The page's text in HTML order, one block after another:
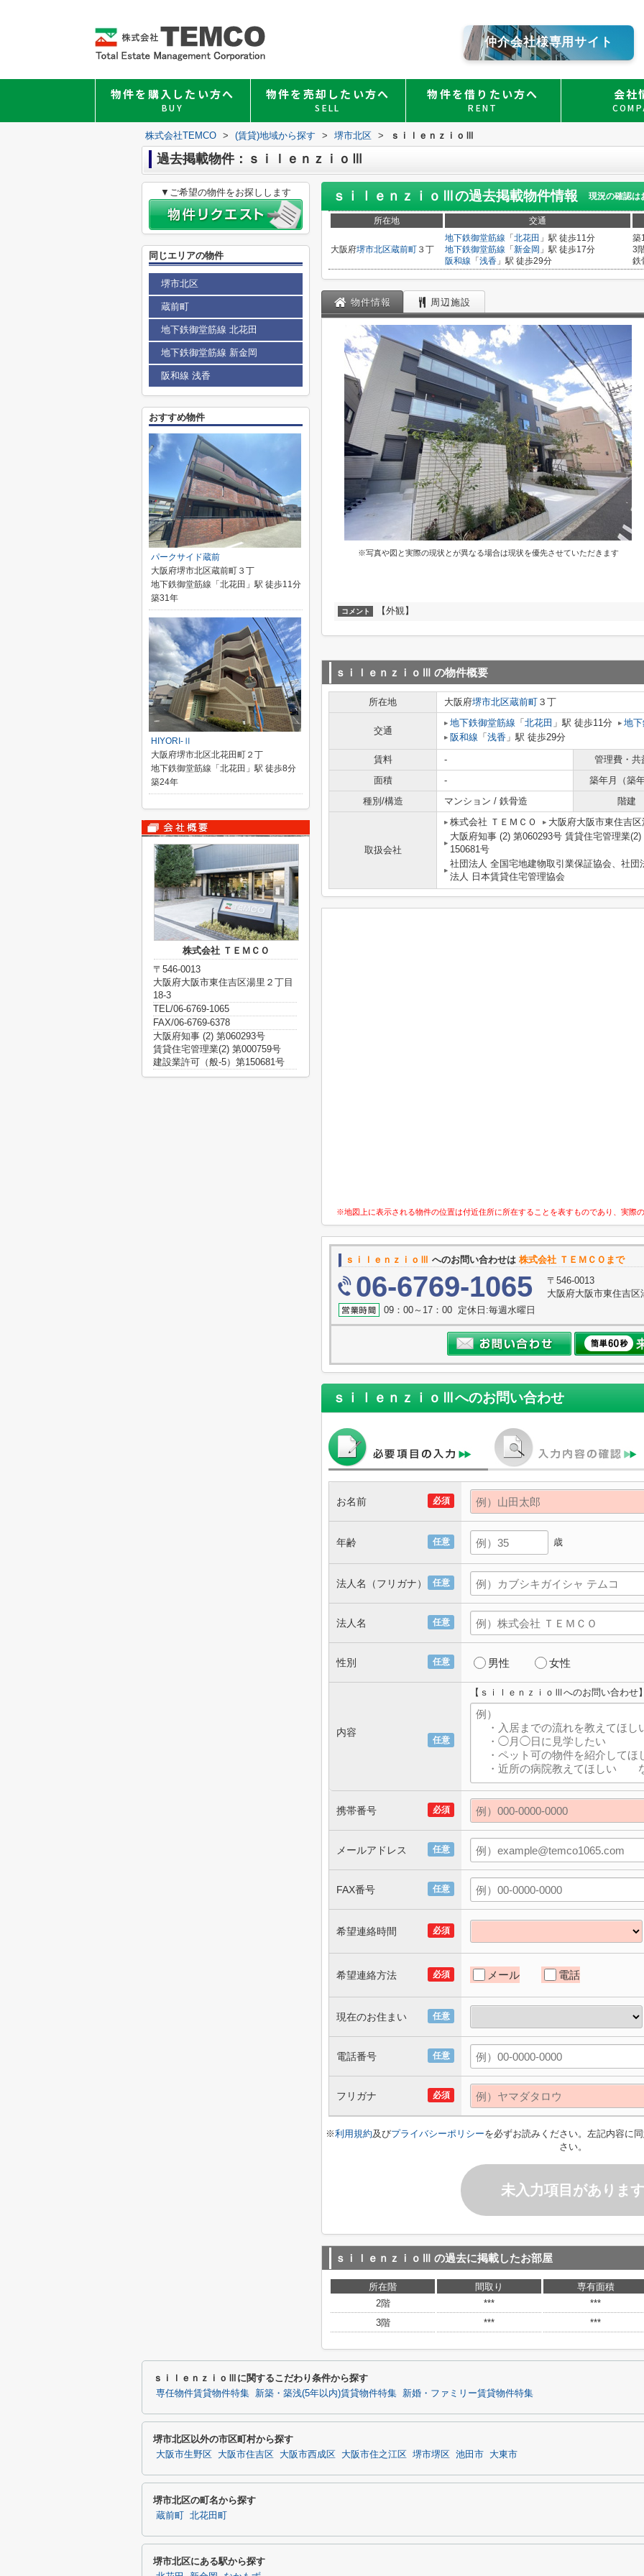
仲介会社様専用サイト
物件を購入したい方へ
BUY
物件を売却したい方へ
SELL
物件を借りたい方へ
RENT
会社
株式会社TEMCO > (賃貸)地域から探す > 堺市北区 > ｓｉｌｅｎｚｉｏⅢ
過去掲載物件：ｓｉｌｅｎｚｉｏⅢ
ｓｉｌｅｎｚｉｏⅢ の過去掲載物件情報 現況の確認は
所在地 交通
大阪府堺市北区蔵前町 ３丁
地下鉄御堂筋線 「 北花田 」駅 徒歩11分
地下鉄御堂筋線 「 新金岡 」駅 徒歩17分
阪和線 「 浅香 」駅 徒歩29分
築
3
鉄
物件情報 周辺施設
※写真や図と実際の現状とが異なる場合は現状を優先させていただきます
コメント 【外観】
ｓｉｌｅｎｚｉｏⅢ の物件概要
所在地 大阪府堺市北区蔵前町 ３丁
交通
地下鉄御堂筋線 「 北花田 」駅 徒歩11分
地
阪和線 「 浅香 」駅 徒歩29分
賃料 -
管理費・共
面積
-
築年月（築
種別/構造
マンション / 鉄骨造 階建
取扱会社
株式会社 ＴＥＭＣＯ
大阪府大阪市東住吉
大阪府知事 (2) 第060293号 賃貸住宅管理業
150681号
社団法人 全国宅地建物取引業保証協会、社
法人 日本賃貸住宅管理協会
※地図上に表示される物件の位置は付近住所に所在することを表すものであり、実際
ｓｉｌｅｎｚｉｏⅢ へのお問い合わせは 株式会社 ＴＥＭＣＯまで
06-6769-1065
〒546-0013
大阪府大阪市東住吉
09：00～17：00 定休日:毎週水曜日
ｓｉｌｅｎｚｉｏⅢ へのお問い合わせ
必須
お名前
任意
年齢 歳
任意
法人名（フリガナ）
任意
法人名
任意
性別 男性 女性
任意
内容
【ｓｉｌｅｎｚｉｏⅢへのお問い合わせ
必須
携帯番号
任意
メールアドレス
任意
FAX番号
必須
希望連絡時間
必須
希望連絡方法 メール 電話
任意
現在のお住まい
任意
電話番号
必須
フリガナ
※利用規約及びプライバシーポリシーを必ずお読みください。左記内容に
さい。
未入力項目があります
ｓｉｌｅｎｚｉｏⅢ の過去に掲載したお部屋
所在階 間取り
専有面積
2階
***
***
3階
*** ***
▼ご希望の物件をお探しします
同じエリアの物件
堺市北区
蔵前町
地下鉄御堂筋線 北花田
地下鉄御堂筋線 新金岡
阪和線 浅香
おすすめ物件
パークサイド蔵前
大阪府堺市北区蔵前町３丁
地下鉄御堂筋線「北花田」駅 徒歩11分
築31年
HIYORI-Ⅱ
大阪府堺市北区北花田町２丁
地下鉄御堂筋線「北花田」駅 徒歩8分
築24年
株式会社 ＴＥＭＣＯ
〒546-0013
大阪府大阪市東住吉区湯里２丁目
18-3
TEL/06-6769-1065
FAX/06-6769-6378
大阪府知事 (2) 第060293号
賃貸住宅管理業(2) 第000759号
建設業許可（般-5）第150681号
ｓｉｌｅｎｚｉｏⅢに関するこだわり条件から探す
専任物件賃貸物件特集 新築・築浅(5年以内)賃貸物件特集 新婚・ファミリー賃貸物件特集
堺市北区以外の市区町村から探す
大阪市生野区 大阪市住吉区 大阪市西成区 大阪市住之江区 堺市堺区 池田市 大東市
堺市北区の町名から探す
蔵前町 北花田町
堺市北区にある駅から探す